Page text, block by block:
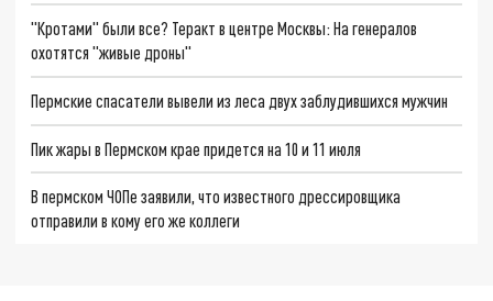
"Кротами" были все? Теракт в центре Москвы: На генералов
охотятся "живые дроны"
Пермские спасатели вывели из леса двух заблудившихся мужчин
Пик жары в Пермском крае придется на 10 и 11 июля
В пермском ЧОПе заявили, что известного дрессировщика
отправили в кому его же коллеги